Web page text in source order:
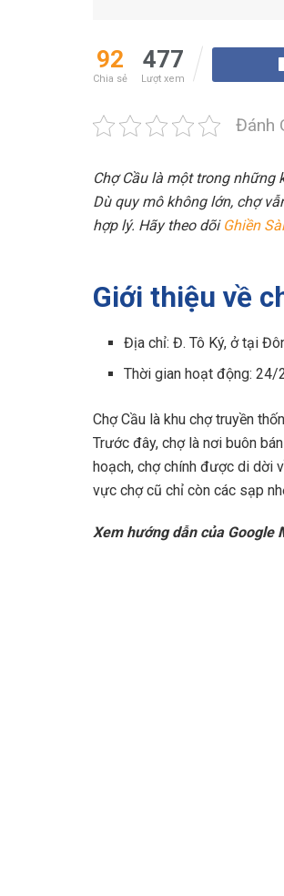
92
Chia sẻ
477
Lượt xem
Đánh
Chợ Cầu là một trong những
Dù quy mô không lớn, chợ
hợp lý. Hãy theo dõi Ghiền
Giới thiệu về
Địa chỉ: Đ. Tô Ký, ở tại
Thời gian hoạt động: 24/
Chợ Cầu là khu chợ truyền
Trước đây, chợ là nơi buôn
hoạch, chợ chính được di dời
vực chợ cũ chỉ còn các sạp
Xem hướng dẫn của Google